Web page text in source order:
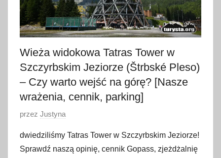
Wieża widokowa Tatras Tower w
Szczyrbskim Jeziorze (Štrbské Pleso)
– Czy warto wejść na górę? [Nasze
wrażenia, cennik, parking]
O
u
b
przez Justyna
dwiedziliśmy Tatras Tower w Szczyrbskim Jeziorze!
Sprawdź naszą opinię, cennik Gopass, zjeżdżalnię